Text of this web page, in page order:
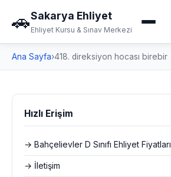
🚗Sakarya Ehliyet
Ehliyet Kursu & Sınav Merkezi
Ana Sayfa›418. direksiyon hocası birebir
Hızlı Erişim
→ Bahçelievler D Sınıfı Ehliyet Fiyatları
→ İletişim